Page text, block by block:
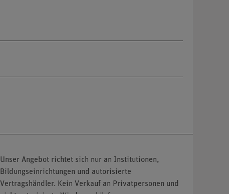
Unser Angebot richtet sich nur an Institutionen,
Bildungseinrichtungen und autorisierte
Vertragshändler. Kein Verkauf an Privatpersonen und